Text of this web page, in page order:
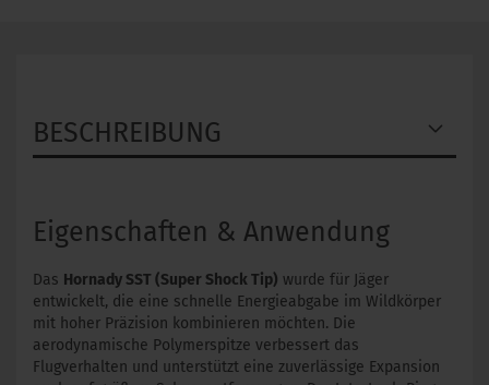
BESCHREIBUNG
Eigenschaften & Anwendung
Das Hornady SST (Super Shock Tip) wurde für Jäger
entwickelt, die eine schnelle Energieabgabe im Wildkörper
mit hoher Präzision kombinieren möchten. Die
aerodynamische Polymerspitze verbessert das
Flugverhalten und unterstützt eine zuverlässige Expansion